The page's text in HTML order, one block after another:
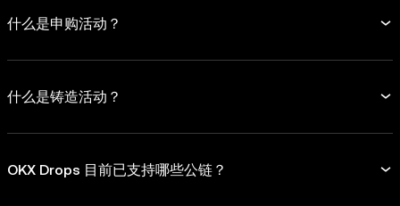
什么是申购活动？
什么是铸造活动？
OKX Drops 目前已支持哪些公链？